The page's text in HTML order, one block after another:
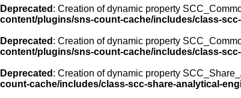
Deprecated : Creation of dynamic property
content/plugins/sns-count-cache/includes/class-
Deprecated : Creation of dynamic property
content/plugins/sns-count-cache/includes/class-
Deprecated : Creation of dynamic property
count-cache/includes/class-scc-share-analytical-